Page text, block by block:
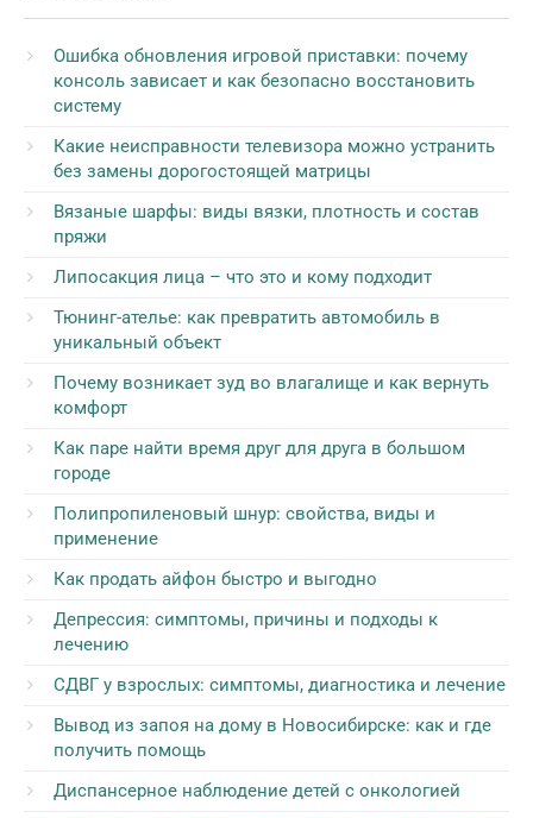
Ошибка обновления игровой приставки: почему
консоль зависает и как безопасно восстановить
систему
Какие неисправности телевизора можно устранить
без замены дорогостоящей матрицы
Вязаные шарфы: виды вязки, плотность и состав
пряжи
Липосакция лица – что это и кому подходит
Тюнинг-ателье: как превратить автомобиль в
уникальный объект
Почему возникает зуд во влагалище и как вернуть
комфорт
Как паре найти время друг для друга в большом
городе
Полипропиленовый шнур: свойства, виды и
применение
Как продать айфон быстро и выгодно
Депрессия: симптомы, причины и подходы к
лечению
СДВГ у взрослых: симптомы, диагностика и лечение
Вывод из запоя на дому в Новосибирске: как и где
получить помощь
Диспансерное наблюдение детей с онкологией